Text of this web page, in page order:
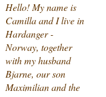
Hello! My name is
Camilla and I live in
Hardanger -
Norway, together
with my husband
Bjarne, our son
Maximilian and the